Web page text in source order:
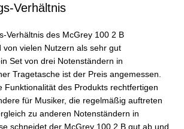
Verhältnis
Verhältnis des McGrey 100 2 B
von vielen Nutzern als sehr gut
Set von drei Notenständern in
Tragetasche ist der Preis angemessen.
Funktionalität des Produkts rechtfertigen
für Musiker, die regelmäßig auftreten
zu anderen Notenständern in
schneidet der McGrey 100 2 B gut ab und